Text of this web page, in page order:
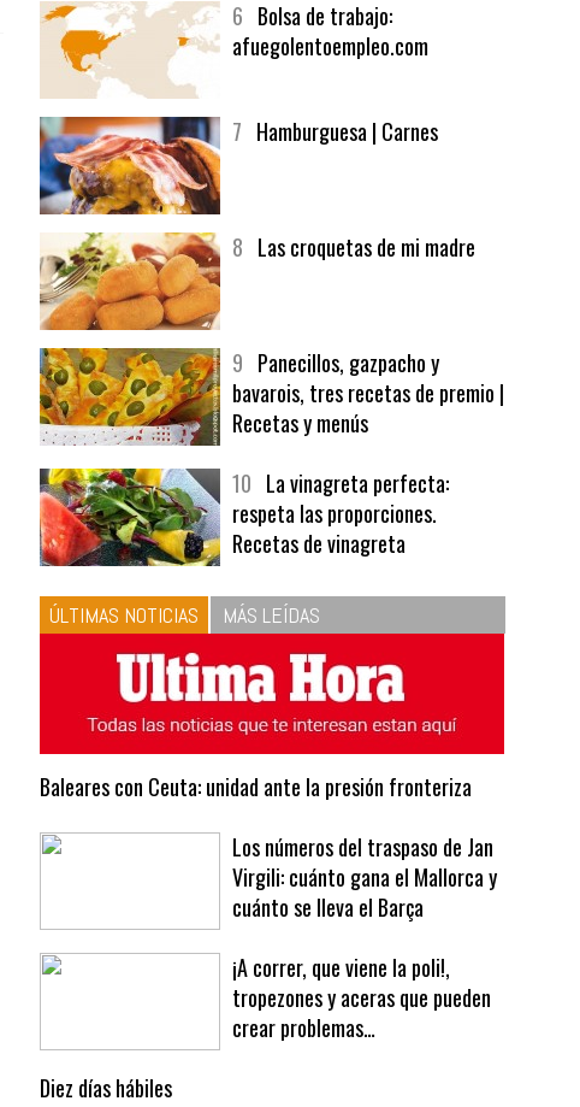
afuegolentoempleo.com
bavarois, tres recetas de premio |
Recetas y menús
respeta las proporciones.
Recetas de vinagreta
ÚLTIMAS NOTICIAS MÁS LEÍDAS
Baleares con Ceuta: unidad ante la presión fronteriza
Virgili: cuánto gana el Mallorca y
cuánto se lleva el Barça